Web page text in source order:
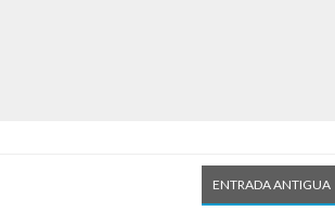
ENTRADA ANTIGUA